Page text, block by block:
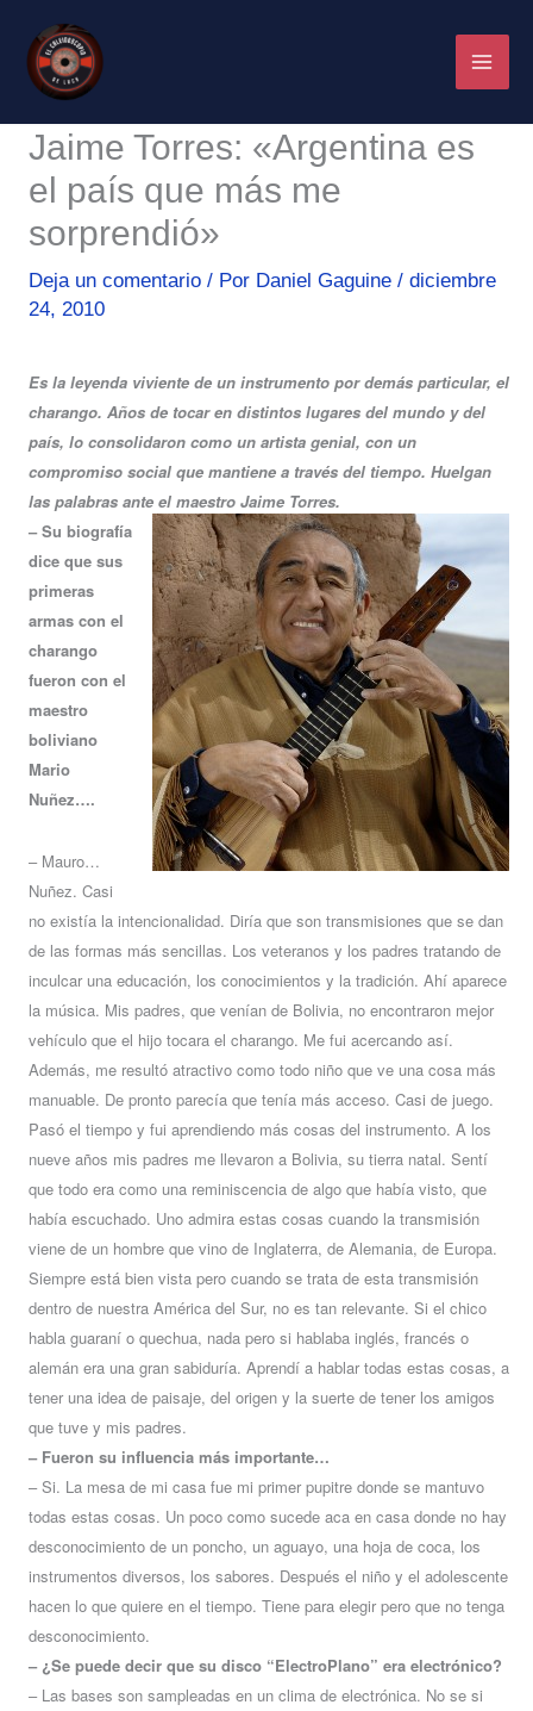
contenido
Jaime Torres: «Argentina es
el país que más me
sorprendió»
Deja un comentario / Por Daniel Gaguine / diciembre
24, 2010
Es la leyenda viviente de un instrumento por demás particular, el
charango. Años de tocar en distintos lugares del mundo y del
país, lo consolidaron como un artista genial, con un
compromiso social que mantiene a través del tiempo. Huelgan
las palabras ante el maestro Jaime Torres.
– Su biografía
dice que sus
primeras
armas con el
charango
fueron con el
maestro
boliviano
Mario
Nuñez….
– Mauro…
Nuñez. Casi
no existía la intencionalidad. Diría que son transmisiones que se dan
de las formas más sencillas. Los veteranos y los padres tratando de
inculcar una educación, los conocimientos y la tradición. Ahí aparece
la música. Mis padres, que venían de Bolivia, no encontraron mejor
vehículo que el hijo tocara el charango. Me fui acercando así.
Además, me resultó atractivo como todo niño que ve una cosa más
manuable. De pronto parecía que tenía más acceso. Casi de juego.
Pasó el tiempo y fui aprendiendo más cosas del instrumento. A los
nueve años mis padres me llevaron a Bolivia, su tierra natal. Sentí
que todo era como una reminiscencia de algo que había visto, que
había escuchado. Uno admira estas cosas cuando la transmisión
viene de un hombre que vino de Inglaterra, de Alemania, de Europa.
Siempre está bien vista pero cuando se trata de esta transmisión
dentro de nuestra América del Sur, no es tan relevante. Si el chico
habla guaraní o quechua, nada pero si hablaba inglés, francés o
alemán era una gran sabiduría. Aprendí a hablar todas estas cosas, a
tener una idea de paisaje, del origen y la suerte de tener los amigos
que tuve y mis padres.
– Fueron su influencia más importante…
– Si. La mesa de mi casa fue mi primer pupitre donde se mantuvo
todas estas cosas. Un poco como sucede aca en casa donde no hay
desconocimiento de un poncho, un aguayo, una hoja de coca, los
instrumentos diversos, los sabores. Después el niño y el adolescente
hacen lo que quiere en el tiempo. Tiene para elegir pero que no tenga
desconocimiento.
– ¿Se puede decir que su disco “ElectroPlano” era electrónico?
– Las bases son sampleadas en un clima de electrónica. No se si